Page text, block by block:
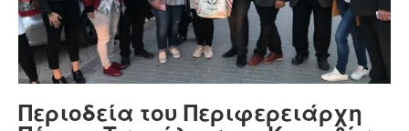
Περιοδεία του Περιφερειάρχη